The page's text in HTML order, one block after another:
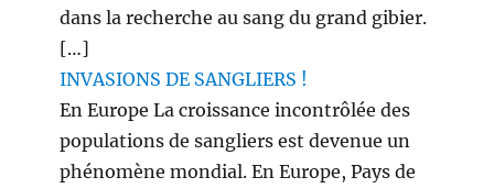
dans la recherche au sang du grand gibier.
[…]
INVASIONS DE SANGLIERS !
En Europe La croissance incontrôlée des
populations de sangliers est devenue un
phénomène mondial. En Europe, Pays de